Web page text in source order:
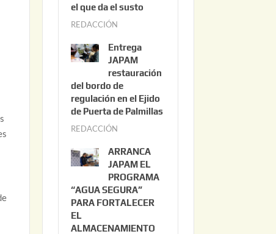
el que da el susto
REDACCIÓN
o
s
t
o
3
2
0
2
6
Entrega
JAPAM
restauración
del bordo de
regulación en el Ejido
de Puerta de Palmillas
REDACCIÓN
l
i
o
2
ARRANCA
JAPAM EL
PROGRAMA
“AGUA SEGURA”
PARA FORTALECER
EL
ALMACENAMIENTO